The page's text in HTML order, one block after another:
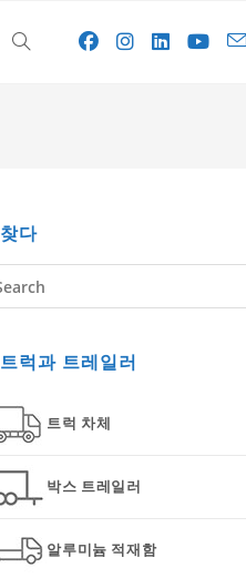
Toggle
찾다
트럭과 트레일러
트럭 차체
박스 트레일러
알루미늄 적재함